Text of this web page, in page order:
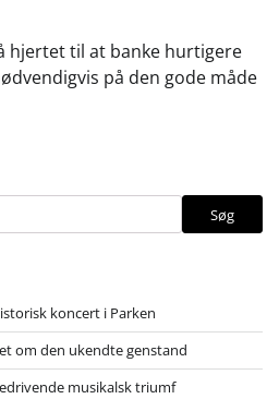
hjertet til at banke hurtigere
på den gode måde
Søg
koncert i Parken
om den ukendte genstand
musikalsk triumf